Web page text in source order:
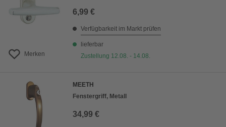
Merken
6,99 €
Verfügbarkeit im Markt prüfen
lieferbar
Zustellung 12.08. - 14.08.
MEETH
Fenstergriff, Metall
34,99 €